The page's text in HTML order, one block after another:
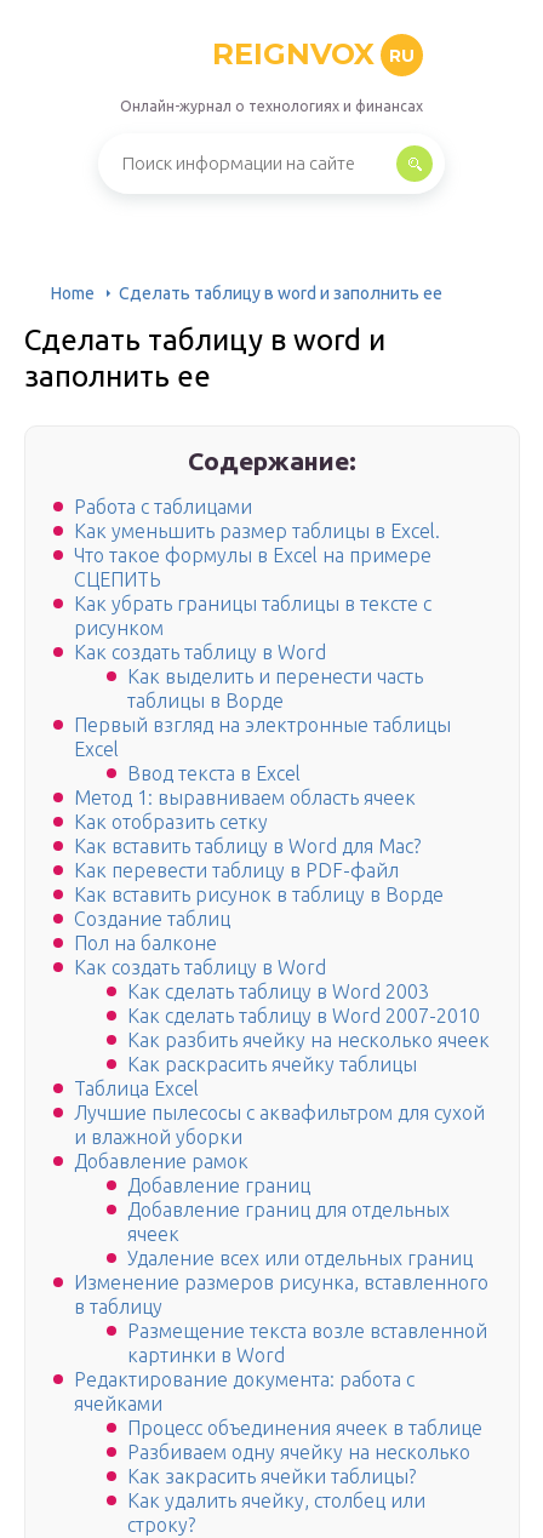
REIGNVOX RU
Онлайн-журнал о технологиях и финансах
Home Сделать таблицу в word и заполнить ее
Сделать таблицу в word и
заполнить ее
Содержание:
Работа с таблицами
Как уменьшить размер таблицы в Excel.
Что такое формулы в Excel на примере
СЦЕПИТЬ
Как убрать границы таблицы в тексте с
рисунком
Как создать таблицу в Word
Как выделить и перенести часть
таблицы в Ворде
Первый взгляд на электронные таблицы
Excel
Ввод текста в Excel
Метод 1: выравниваем область ячеек
Как отобразить сетку
Как вставить таблицу в Word для Mac?
Как перевести таблицу в PDF-файл
Как вставить рисунок в таблицу в Ворде
Создание таблиц
Пол на балконе
Как создать таблицу в Word
Как сделать таблицу в Word 2003
Как сделать таблицу в Word 2007-2010
Как разбить ячейку на несколько ячеек
Как раскрасить ячейку таблицы
Таблица Excel
Лучшие пылесосы с аквафильтром для сухой
и влажной уборки
Добавление рамок
Добавление границ
Добавление границ для отдельных
ячеек
Удаление всех или отдельных границ
Изменение размеров рисунка, вставленного
в таблицу
Размещение текста возле вставленной
картинки в Word
Редактирование документа: работа с
ячейками
Процесс объединения ячеек в таблице
Разбиваем одну ячейку на несколько
Как закрасить ячейки таблицы?
Как удалить ячейку, столбец или
строку?